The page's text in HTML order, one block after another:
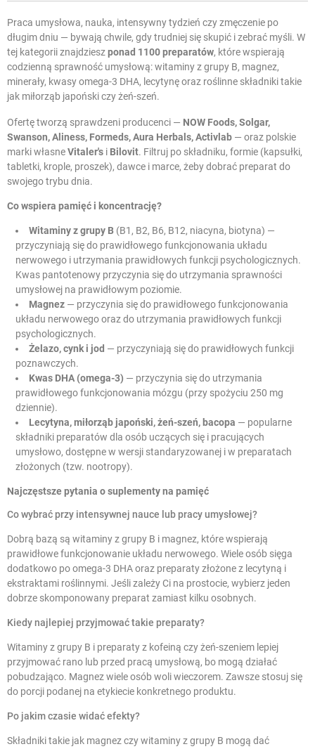
Praca umysłowa, nauka, intensywny tydzień czy zmęczenie po
długim dniu — bywają chwile, gdy trudniej się skupić i zebrać myśli. W
tej kategorii znajdzieszponad 1100 preparatów, które wspierają
codzienną sprawność umysłową: witaminy z grupy B, magnez,
minerały, kwasy omega-3 DHA, lecytynę oraz roślinne składniki takie
jak miłorząb japoński czy żeń-szeń.
Ofertę tworzą sprawdzeni producenci — NOW Foods, Solgar,
Swanson, Aliness, Formeds, Aura Herbals, Activlab — oraz polskie
marki własneVitaler's i Bilovit. Filtruj po składniku, formie (kapsułki,
tabletki, krople, proszek), dawce i marce, żeby dobrać preparat do
swojego trybu dnia.
Co wspiera pamięć i koncentrację?
Witaminy z grupy B (B1, B2, B6, B12, niacyna, biotyna) —
przyczyniają się do prawidłowego funkcjonowania układu
nerwowego i utrzymania prawidłowych funkcji psychologicznych.
Kwas pantotenowy przyczynia się do utrzymania sprawności
umysłowej na prawidłowym poziomie.
Magnez — przyczynia się do prawidłowego funkcjonowania
układu nerwowego oraz do utrzymania prawidłowych funkcji
psychologicznych.
Żelazo, cynk i jod — przyczyniają się do prawidłowych funkcji
poznawczych.
Kwas DHA (omega-3) — przyczynia się do utrzymania
prawidłowego funkcjonowania mózgu (przy spożyciu 250 mg
dziennie).
Lecytyna, miłorząb japoński, żeń-szeń, bacopa — popularne
składniki preparatów dla osób uczących się i pracujących
umysłowo, dostępne w wersji standaryzowanej i w preparatach
złożonych (tzw. nootropy).
Najczęstsze pytania o suplementy na pamięć
Co wybrać przy intensywnej nauce lub pracy umysłowej?
Dobrą bazą są witaminy z grupy B i magnez, które wspierają
prawidłowe funkcjonowanie układu nerwowego. Wiele osób sięga
dodatkowo po omega-3 DHA oraz preparaty złożone z lecytyną i
ekstraktami roślinnymi. Jeśli zależy Ci na prostocie, wybierz jeden
dobrze skomponowany preparat zamiast kilku osobnych.
Kiedy najlepiej przyjmować takie preparaty?
Witaminy z grupy B i preparaty z kofeiną czy żeń-szeniem lepiej
przyjmować rano lub przed pracą umysłową, bo mogą działać
pobudzająco. Magnez wiele osób woli wieczorem. Zawsze stosuj się
do porcji podanej na etykiecie konkretnego produktu.
Po jakim czasie widać efekty?
Składniki takie jak magnez czy witaminy z grupy B mogą dać